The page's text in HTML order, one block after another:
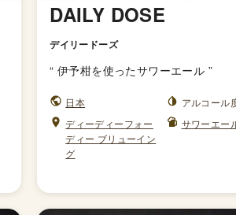
DAILY DOSE
デイリードーズ
“伊予柑を使ったサワーエール ”
日本
アルコール
ディーディーフォー
ディー ブリューイン
グ
サワーエー